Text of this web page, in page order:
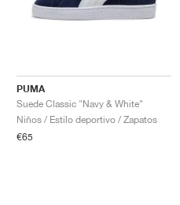
PUMA
Suede Classic "Navy & White"
Niños / Estilo deportivo / Zapatos
€65